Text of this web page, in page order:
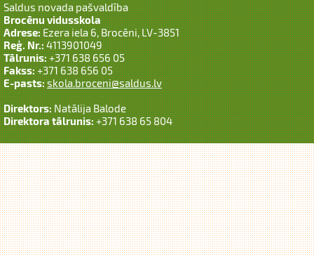
Saldus novada pašvaldība
Brocēnu vidusskola
Adrese:Ezera iela 6, Brocēni, LV-3851
Reģ. Nr.:4113901049
Tālrunis:+371 638 656 05
Fakss:+371 638 656 05
E-pasts:skola.broceni@saldus.lv
Direktors:Natālija Balode
Direktora tālrunis:+371 638 65 804